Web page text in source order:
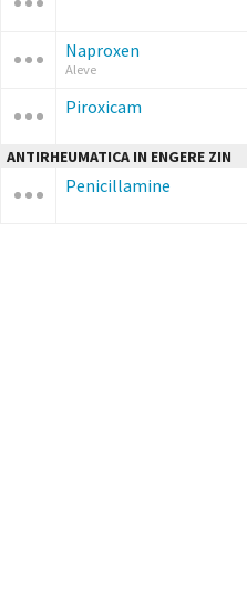
Naproxen
Aleve
Piroxicam
ANTIRHEUMATICA IN ENGERE ZIN
Penicillamine